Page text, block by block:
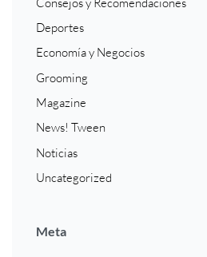
Deportes
Economía y Negocios
Grooming
Magazine
News! Tween
Noticias
Uncategorized
Meta